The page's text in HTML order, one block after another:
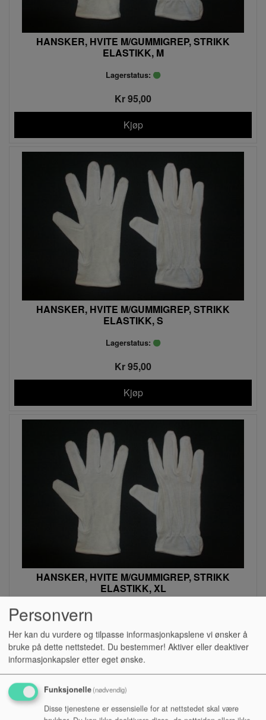
HANSKER, HVITE M/GUMMIGREP, STRIKK
ELASTIKK, M
Lagerstatus:
Kr 95,00
Kjøp
HANSKER, HVITE M/GUMMIGREP, STRIKK
ELASTIKK, S
Lagerstatus:
Kr 95,00
Kjøp
HANSKER, HVITE M/GUMMIGREP, STRIKK
ELASTIKK, XL
Kr 95,00
Kjøp
Personvern
Her kan du vurdere og tilpasse informasjonkapslene vi ønsker å
bruke på dette nettstedet. Du bestemmer! Aktiver eller deaktiver
informasjonkapsler etter eget ønske.
Funksjonelle(nødvendig)
Disse tjenestene er essensielle for at nettstedet skal være